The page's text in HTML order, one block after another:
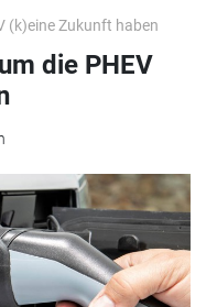
(k)eine Zukunft haben
die PHEV